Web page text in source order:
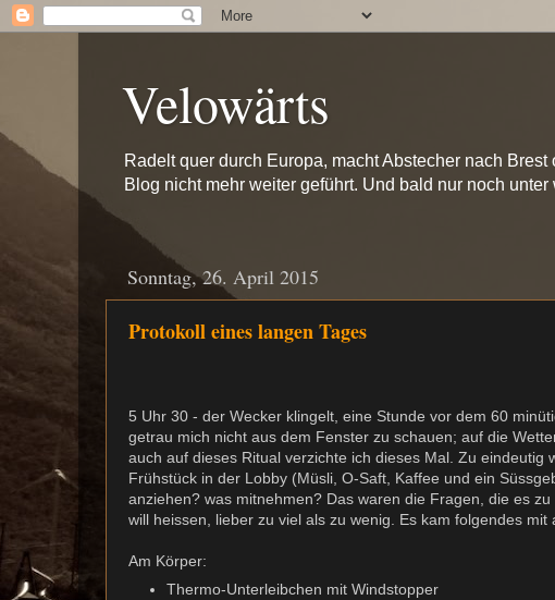
Velowärts
Radelt quer durch Europa, macht Abstecher nach
Blog nicht mehr weiter geführt. Und bald nur noch
Sonntag, 26. April 2015
Protokoll eines langen Tages
5 Uhr 30 - der Wecker klingelt, eine Stunde vor dem 60
getrau mich nicht aus dem Fenster zu schauen; auf die
auch auf dieses Ritual verzichte ich dieses Mal. Zu
Frühstück in der Lobby (Müsli, O-Saft, Kaffee und ein
anziehen? was mitnehmen? Das waren die Fragen, die es
will heissen, lieber zu viel als zu wenig. Es kam folgendes mit
Am Körper:
Thermo-Unterleibchen mit Windstopper